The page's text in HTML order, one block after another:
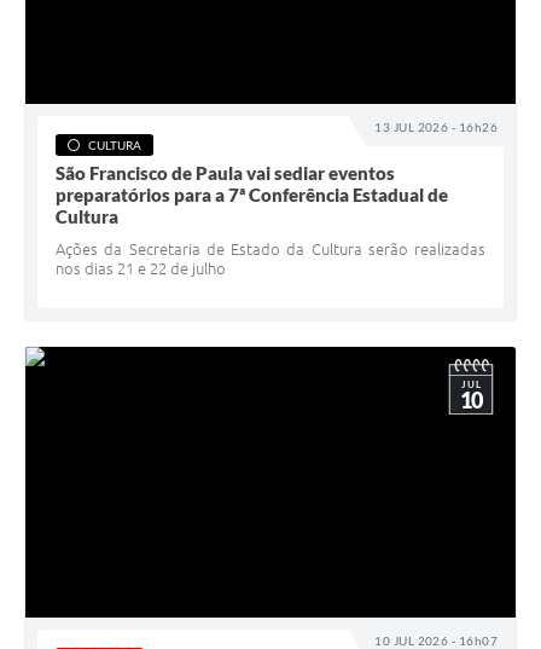
13 JUL 2026 - 16h26
CULTURA
São Francisco de Paula vai sediar eventos
preparatórios para a 7ª Conferência Estadual de
Cultura
Ações da Secretaria de Estado da Cultura serão realizadas
nos dias 21 e 22 de julho
10 JUL 2026 - 16h07
JUL
10